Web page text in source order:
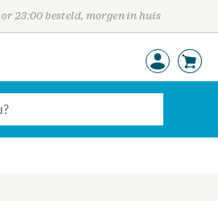
23:00 besteld, morgen in huis